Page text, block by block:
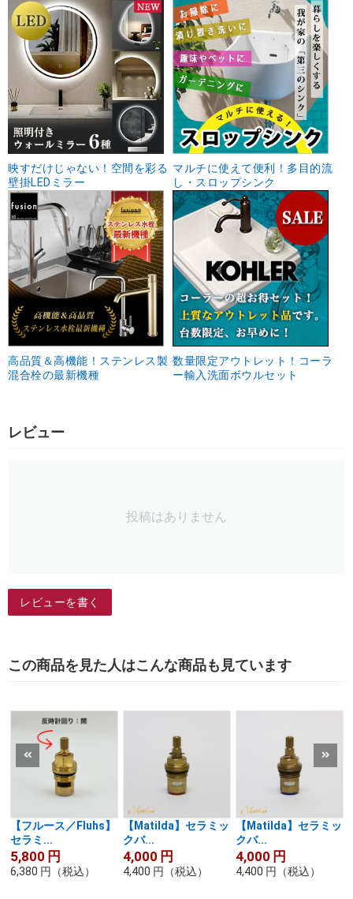
映すだけじゃない！空間を彩る
壁掛LEDミラー
マルチに使えて便利！多目的流
し・スロップシンク
高品質＆高機能！ステンレス製
混合栓の最新機種
数量限定アウトレット！コーラ
ー輸入洗面ボウルセット
レビュー
投稿はありません
レビューを書く
この商品を見た人はこんな商品も見ています
【フルース／Fluhs】
セラミ...
5,800 円
6,380 円 （税込）
【Matilda】セラミッ
クバ...
4,000 円
4,400 円 （税込）
【Matilda】セラミッ
クバ...
4,000 円
4,400 円 （税込）